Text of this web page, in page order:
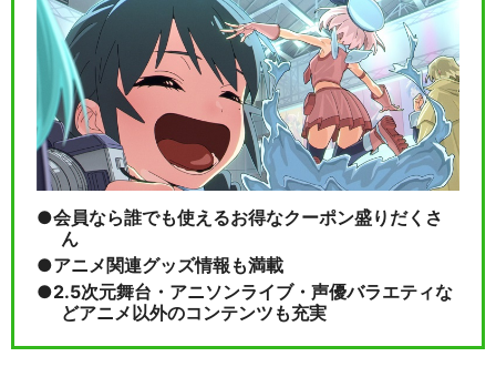
会員なら誰でも使えるお得なクーポン盛りだくさ
ん
アニメ関連グッズ情報も満載
2.5次元舞台・アニソンライブ・声優バラエティな
どアニメ以外のコンテンツも充実